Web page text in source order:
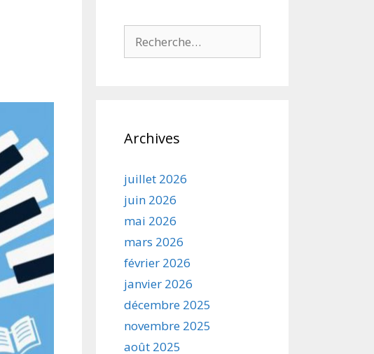
Archives
juillet 2026
juin 2026
mai 2026
mars 2026
février 2026
janvier 2026
décembre 2025
novembre 2025
août 2025